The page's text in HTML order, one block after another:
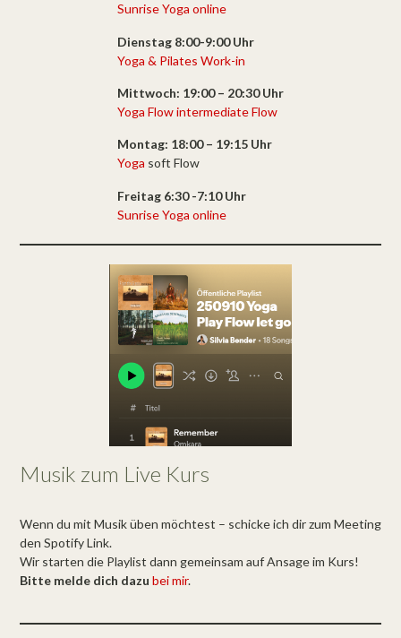
Sunrise Yoga online
Dienstag 8:00-9:00 Uhr
Yoga & Pilates Work-in
Mittwoch: 19:00 – 20:30 Uhr
Yoga Flow intermediate Flow
Montag: 18:00 – 19:15 Uhr
Yoga soft Flow
Freitag 6:30 -7:10 Uhr
Sunrise Yoga online
Musik zum Live Kurs
Wenn du mit Musik üben möchtest – schicke ich dir zum Meeting
den Spotify Link.
Wir starten die Playlist dann gemeinsam auf Ansage im Kurs!
Bitte melde dich dazu bei mir.